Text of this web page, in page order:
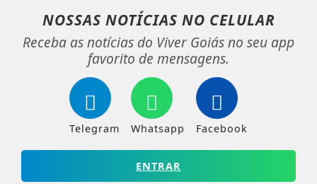
NOSSAS NOTÍCIAS NO CELULAR
Receba as notícias do Viver Goiás no seu app
favorito de mensagens.
Telegram Whatsapp Facebook
ENTRAR